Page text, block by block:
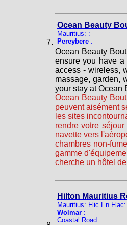
Ocean Beauty
Mauritius: :
Pereybere:
Ocean Beauty
ensure you have a
access - wireless,
massage, garden,
your stay at Ocean
Ocean Beauty
peuvent aisément
les sites
rendre votre
navette vers
chambres non-
gamme
cherche un hôtel
Hilton Mauritius
Mauritius: Flic En Flac:
Wolmar:
Coastal Road